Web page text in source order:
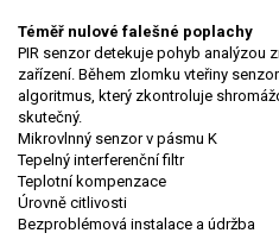
Téměř nulové falešné poplachy
PIR senzor detekuje pohyb analýzou
zařízení. Během zlomku vteřiny
algoritmus, který zkontroluje
skutečný.
Mikrovlnný senzor v pásmu K
Tepelný interferenční filtr
Teplotní kompenzace
Úrovně citlivosti
Bezproblémová instalace a údržba